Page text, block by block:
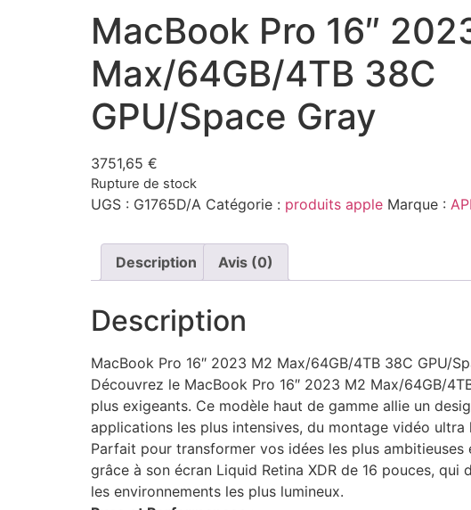
MacBook Pro 16″
Max/64GB/4TB 38C
GPU/Space Gray
3751,65 €
Rupture de stock
UGS : G1765D/A Catégorie : produits apple Marque :
Description Avis (0)
Description
MacBook Pro 16″ 2023 M2 Max/64GB/4TB 38C GPU/
Découvrez le MacBook Pro 16″ 2023 M2 Max/64GB/
plus exigeants. Ce modèle haut de gamme allie un
applications les plus intensives, du montage vidéo
Parfait pour transformer vos idées les plus
grâce à son écran Liquid Retina XDR de 16 pouces,
les environnements les plus lumineux.